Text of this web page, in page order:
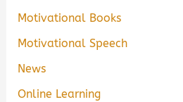
Motivational Books
Motivational Speech
News
Online Learning